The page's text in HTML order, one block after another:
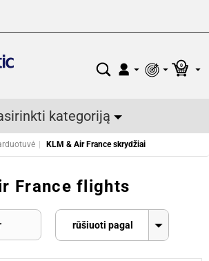
0
kategoriją
KLM & Air France skrydžiai
France flights
rūšiuoti pagal